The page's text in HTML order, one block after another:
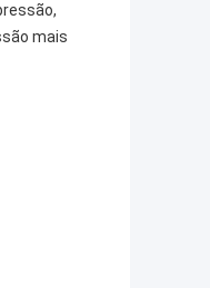
mais